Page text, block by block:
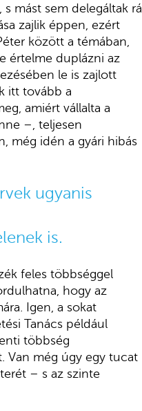
mást sem delegáltak rá
zajlik éppen, ezért
között a témában,
értelme duplázni az
le is zajlott
itt tovább a
amiért vállalta a
–, teljesen
még idén a gyári hibás
ugyanis
is.
feles többséggel
hogy az
Igen, a sokat
Tanács például
többség
Van még úgy egy tucat
– s az szinte